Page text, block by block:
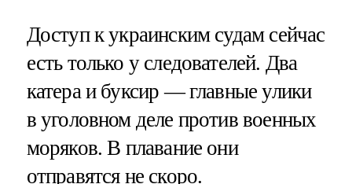
Доступ к украинским судам сейчас
есть только у следователей. Два
катера и буксир — главные улики
в уголовном деле против военных
моряков. В плавание они
отправятся не скоро.